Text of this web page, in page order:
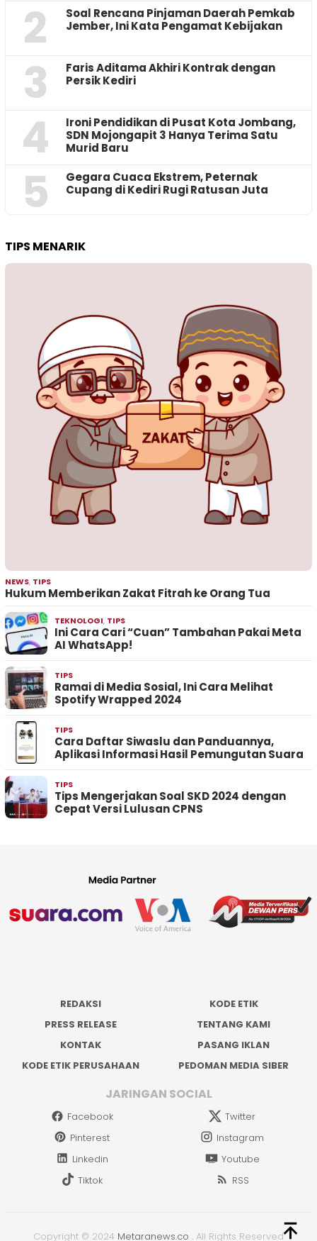
2
‎Soal Rencana Pinjaman Daerah Pemkab
Jember, Ini Kata Pengamat Kebijakan ‎
3
Faris Aditama Akhiri Kontrak dengan
Persik Kediri
4
Ironi Pendidikan di Pusat Kota Jombang,
SDN Mojongapit 3 Hanya Terima Satu
Murid Baru
5
‎Gegara Cuaca Ekstrem, Peternak
Cupang di Kediri Rugi Ratusan Juta
TIPS MENARIK
NEWS, TIPS
Hukum Memberikan Zakat Fitrah ke Orang Tua
TEKNOLOGI, TIPS
Ini Cara Cari “Cuan” Tambahan Pakai Meta
AI WhatsApp!
TIPS
Ramai di Media Sosial, Ini Cara Melihat
Spotify Wrapped 2024
TIPS
Cara Daftar Siwaslu dan Panduannya,
Aplikasi Informasi Hasil Pemungutan Suara
TIPS
Tips Mengerjakan Soal SKD 2024 dengan
Cepat Versi Lulusan CPNS
REDAKSI
KODE ETIK
PRESS RELEASE
TENTANG KAMI
KONTAK
PASANG IKLAN
KODE ETIK PERUSAHAAN
PEDOMAN MEDIA SIBER
JARINGAN SOCIAL
Facebook
Twitter
Pinterest
Instagram
Linkedin
Youtube
Tiktok
RSS
Copyright © 2024 Metaranews.co . All Rights Reserved